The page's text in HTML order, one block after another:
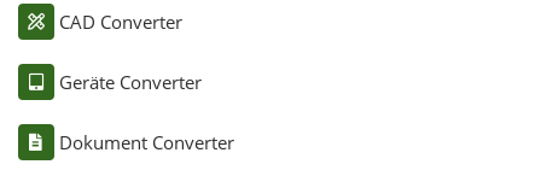
CAD Converter
Geräte Converter
Dokument Converter